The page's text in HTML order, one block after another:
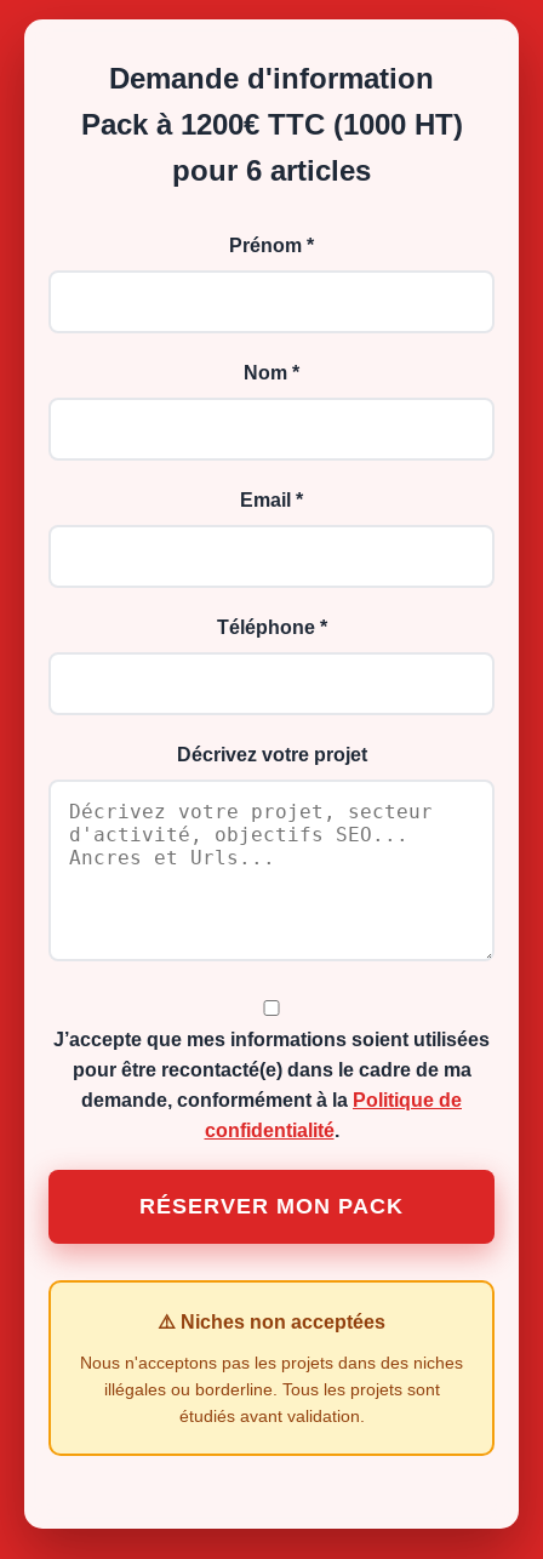
Demande d'information
Pack à 1200€ TTC (1000 HT)
pour 6 articles
Prénom *
Nom *
Email *
Téléphone *
Décrivez votre projet
J’accepte que mes informations soient utilisées
pour être recontacté(e) dans le cadre de ma
demande, conformément à la Politique de
confidentialité.
RÉSERVER MON PACK
⚠️ Niches non acceptées
Nous n'acceptons pas les projets dans des niches
illégales ou borderline. Tous les projets sont
étudiés avant validation.